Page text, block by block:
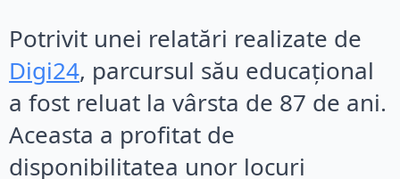
Potrivit unei relatări realizate de
Digi24, parcursul său educațional
a fost reluat la vârsta de 87 de ani.
Aceasta a profitat de
disponibilitatea unor locuri